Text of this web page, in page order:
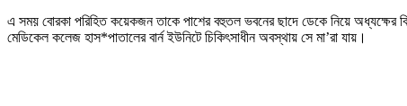
এ সময় বোরকা পরিহিত কয়েকজন তাকে পাশের বহুতল ভবনের ছাদে ডেকে নিয়ে অধ্যক্ষের
মেডিকেল কলেজ হাস*পাতালের বার্ন ইউনিটে চিকিৎসাধীন অবস্থায় সে মা’রা যায়।